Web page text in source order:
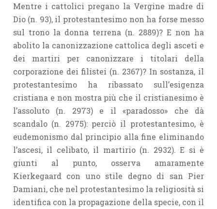
Mentre i cattolici pregano la Vergine madre di
Dio (n. 93), il protestantesimo non ha forse messo
sul trono la donna terrena (n. 2889)? E non ha
abolito la canonizzazione cattolica degli asceti e
dei martiri per canonizzare i titolari della
corporazione dei filistei (n. 2367)? In sostanza, il
protestantesimo ha ribassato sull’esigenza
cristiana e non mostra più che il cristianesimo è
l’assoluto (n. 2973) e il «paradosso» che dà
scandalo (n. 2975): perciò il protestantesimo, è
eudemonismo dal principio alla fine eliminando
l’ascesi, il celibato, il martirio (n. 2932). E si è
giunti al punto, osserva amaramente
Kierkegaard con uno stile degno di san Pier
Damiani, che nel protestantesimo la religiosità si
identifica con la propagazione della specie, con il